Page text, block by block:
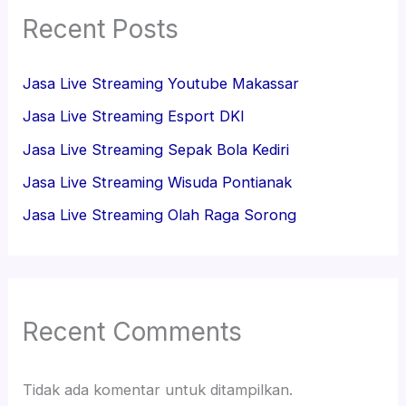
Recent Posts
Jasa Live Streaming Youtube Makassar
Jasa Live Streaming Esport DKI
Jasa Live Streaming Sepak Bola Kediri
Jasa Live Streaming Wisuda Pontianak
Jasa Live Streaming Olah Raga Sorong
Recent Comments
Tidak ada komentar untuk ditampilkan.